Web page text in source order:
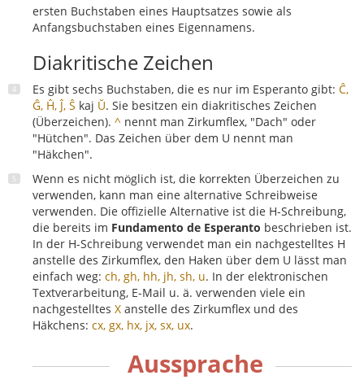
ersten Buchstaben eines Hauptsatzes sowie als
Anfangsbuchstaben eines Eigennamens.
Diakritische Zeichen
Es gibt sechs Buchstaben, die es nur im Esperanto gibt: Ĉ,
Ĝ, Ĥ, Ĵ, Ŝ kaj Ŭ. Sie besitzen ein diakritisches Zeichen
(Überzeichen). ^ nennt man Zirkumflex, "Dach" oder
"Hütchen". Das Zeichen über dem U nennt man
"Häkchen".
Wenn es nicht möglich ist, die korrekten Überzeichen zu
verwenden, kann man eine alternative Schreibweise
verwenden. Die offizielle Alternative ist die H-Schreibung,
die bereits im Fundamento de Esperanto beschrieben ist.
In der H-Schreibung verwendet man ein nachgestelltes H
anstelle des Zirkumflex, den Haken über dem U lässt man
einfach weg: ch, gh, hh, jh, sh, u. In der elektronischen
Textverarbeitung, E-Mail u. ä. verwenden viele ein
nachgestelltes X anstelle des Zirkumflex und des
Häkchens: cx, gx, hx, jx, sx, ux.
Aussprache